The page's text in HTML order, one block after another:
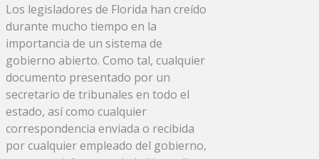
Los legisladores de Florida han creído
durante mucho tiempo en la
importancia de un sistema de
gobierno abierto. Como tal, cualquier
documento presentado por un
secretario de tribunales en todo el
estado, así como cualquier
correspondencia enviada o recibida
por cualquier empleado del gobierno,